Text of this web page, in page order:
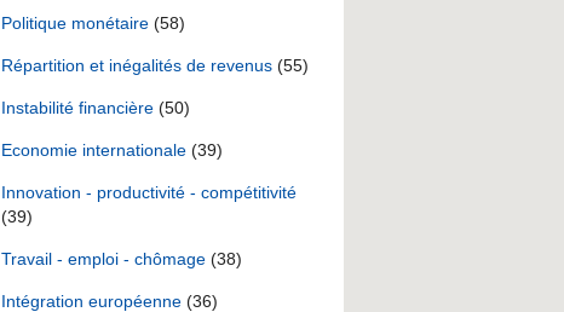
Politique monétaire (58)
Répartition et inégalités de revenus (55)
Instabilité financière (50)
Economie internationale (39)
Innovation - productivité - compétitivité
(39)
Travail - emploi - chômage (38)
Intégration européenne (36)